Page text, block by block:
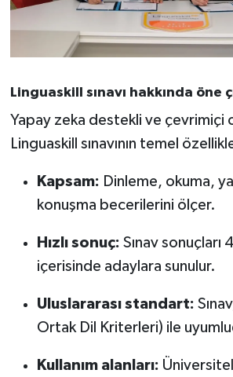
Linguaskill sınavı hakkında öne
Yapay zeka destekli ve çevrimiçi
Linguaskill sınavının temel
Kapsam: Dinleme, okuma,
konuşma becerilerini ölçer.
Hızlı sonuç: Sınav sonuçları
içerisinde adaylara sunulur.
Uluslararası standart:
Ortak Dil Kriterleri) ile
Kullanım alanları:
VİZYONDAKİLER